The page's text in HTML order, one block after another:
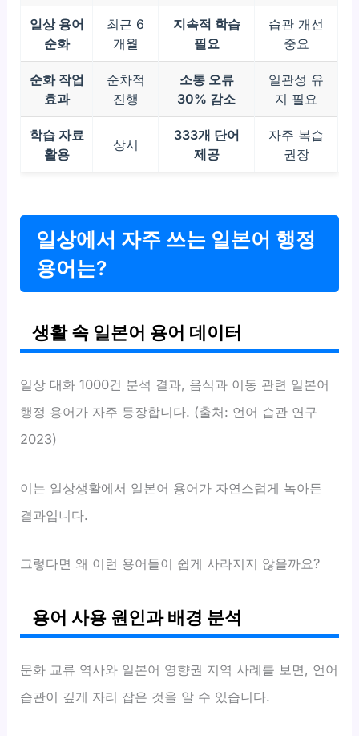
일상 용어
순화
최근 6
개월
지속적 학습
필요
습관 개선
중요
순화 작업
효과
순차적
진행
소통 오류
30% 감소
일관성 유
지 필요
학습 자료
활용
상시
333개 단어
제공
자주 복습
권장
일상에서 자주 쓰는 일본어 행정
용어는?
생활 속 일본어 용어 데이터
일상 대화 1000건 분석 결과, 음식과 이동 관련 일본어
행정 용어가 자주 등장합니다. (출처: 언어 습관 연구
2023)
이는 일상생활에서 일본어 용어가 자연스럽게 녹아든
결과입니다.
그렇다면 왜 이런 용어들이 쉽게 사라지지 않을까요?
용어 사용 원인과 배경 분석
문화 교류 역사와 일본어 영향권 지역 사례를 보면, 언어
습관이 깊게 자리 잡은 것을 알 수 있습니다.